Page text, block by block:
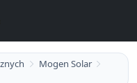
Mogen Solar